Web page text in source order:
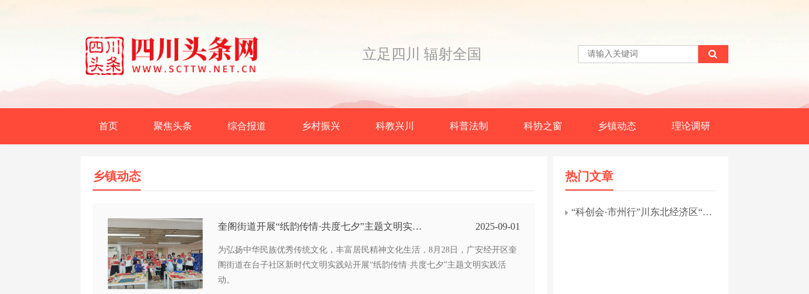
立足四川 辐射全国
首页 聚焦头条 综合报道 乡村振兴 科教兴川 科普法制 科协之窗 乡镇动态 理论调研
乡镇动态
奎阁街道开展“纸韵传情·共度七夕”主题文明实践
2025-09-01
为弘扬中华民族优秀传统文化，丰富居民精神文化生活，8月28日，广安经开区奎
阁街道在台子社区新时代文明实践站开展“纸韵传情·共度七夕”主题文明实践活
动。
热门文章
“科创会·市州行”川东北经济区“油